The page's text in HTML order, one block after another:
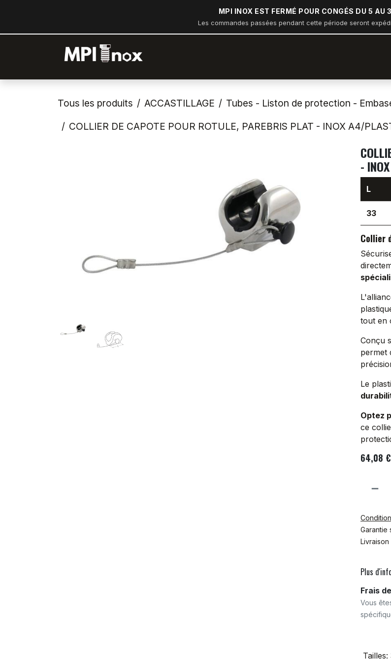
MPI INOX EST FERMÉ POUR CONGÉS DU 5 AU
Les commandes passées pendant cette période seront
Tous les produits ACCASTILLAGE Tubes - Liston de protection -
COLLIER DE CAPOTE POUR ROTULE, PAREBRIS PLAT - INOX A4/
-
L
33
Collier
tout en
Conçu
permet
Le
Optez
ce
64,08 €
Garantie
Plus
Frais
Vous
Tailles: